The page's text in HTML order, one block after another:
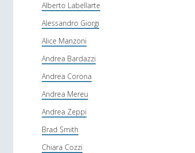
Alberto Labellarte
Alessandro Giorgi
Alice Manzoni
Andrea Bardazzi
Andrea Corona
Andrea Mereu
Andrea Zeppi
Brad Smith
Chiara Cozzi